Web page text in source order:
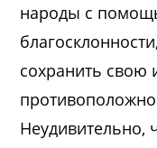
народы с
сохранить
Неудивительно,